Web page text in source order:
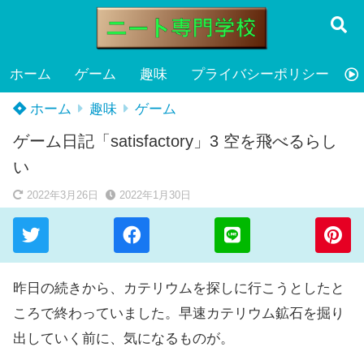
ホーム ゲーム 趣味 プライバシーポリシー
ホーム 趣味 ゲーム
ゲーム日記「satisfactory」3 空を飛べるらし
い
2022年3月26日 2022年1月30日
昨日の続きから、カテリウムを探しに行こうとしたと
ころで終わっていました。早速カテリウム鉱石を掘り
出していく前に、気になるものが。